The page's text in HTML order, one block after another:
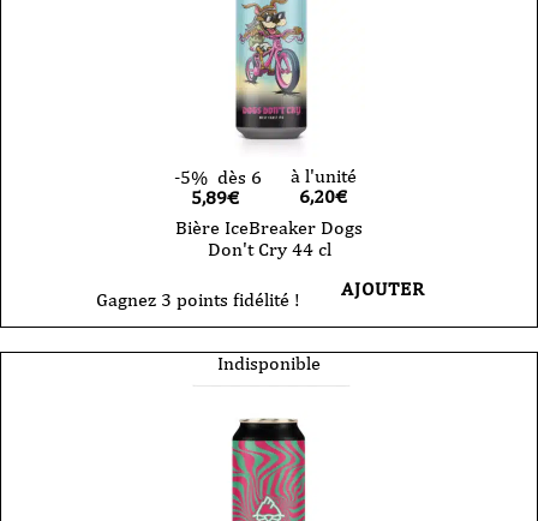
-5% dès 6
5,89€
à l'unité
6,20€
Bière IceBreaker Dogs
Don't Cry 44 cl
Gagnez 3 points fidélité ! AJOUTER
Indisponible